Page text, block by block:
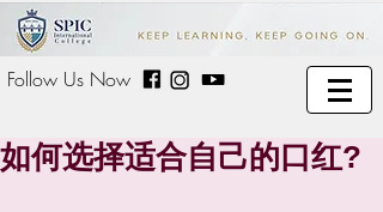
Follow Us Now
如何选择适合自己的口红?